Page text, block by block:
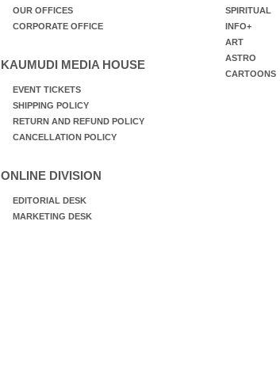
OUR OFFICES
CORPORATE OFFICE
KAUMUDI MEDIA HOUSE
EVENT TICKETS
SHIPPING POLICY
RETURN AND REFUND POLICY
CANCELLATION POLICY
ONLINE DIVISION
EDITORIAL DESK
MARKETING DESK
SPIRITUAL
INFO+
ART
ASTRO
CARTOONS